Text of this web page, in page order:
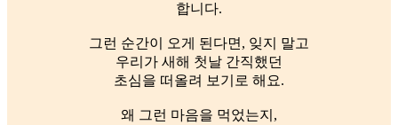
합니다.
그런 순간이 오게 된다면, 잊지 말고
우리가 새해 첫날 간직했던
초심을 떠올려 보기로 해요.
왜 그런 마음을 먹었는지,